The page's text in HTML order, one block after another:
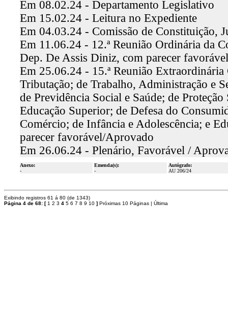
Em 08.02.24 - Departamento Legislativo
Em 15.02.24 - Leitura no Expediente
Em 04.03.24 - Comissão de Constituição,
Em 11.06.24 - 12.ª Reunião Ordinária da
Dep. De Assis Diniz, com parecer
Em 25.06.24 - 15.ª Reunião Extraordinária
Tributação; de Trabalho, Administração e
de Previdência Social e Saúde; de
Educação Superior; de Defesa do
Comércio; de Infância e Adolescência; e
parecer favorável/Aprovado
Em 26.06.24 - Plenário, Favorável /
Anexo:
-
Emenda(s):
-
Autógrafo:
AU 206/24
Exibindo registros 61 á 80 (de 1343)
Página 4 de 68: [ 1 2 3 4 5 6 7 8 9 10 ] Próximas 10 Páginas | Última